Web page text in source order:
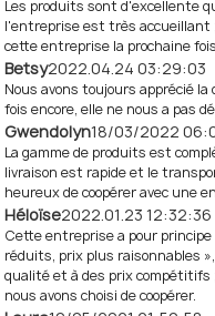
Les produits sont d'excellente
l'entreprise est très accueillant
cette entreprise la prochaine
Betsy2022.04.24 03:29:03
Nous avons toujours apprécié
fois encore, elle ne nous a pas
Gwendolyn18/03/2022
La gamme de produits est
livraison est rapide et le
heureux de coopérer avec une
Héloïse2022.01.23 12:32:36
Cette entreprise a pour
réduits, prix plus raisonnables
qualité et à des prix compétitifs
nous avons choisi de coopérer.